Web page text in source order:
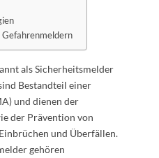
als Sicherheitsmelder
Bestandteil einer
und dienen der
der Prävention von
und Überfällen.
gehören